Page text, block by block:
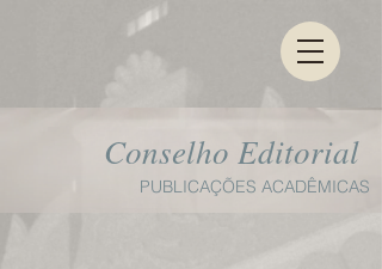
Conselho Editorial
PUBLICAÇÕES ACADÊMICAS